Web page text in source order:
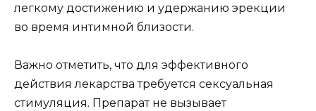
легкому достижению и удержанию эрекции
во время интимной близости.
Важно отметить, что для эффективного
действия лекарства требуется сексуальная
стимуляция. Препарат не вызывает